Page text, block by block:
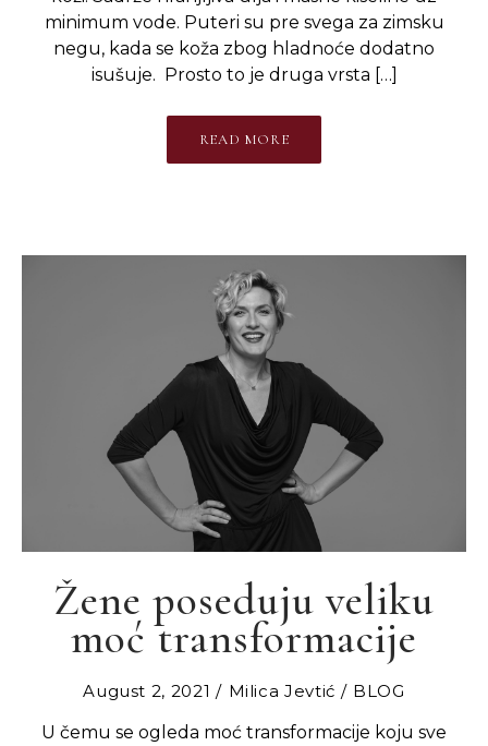
minimum vode. Puteri su pre svega za zimsku
negu, kada se koža zbog hladnoće dodatno
isušuje. Prosto to je druga vrsta […]
READ MORE
Žene poseduju veliku
moć transformacije
August 2, 2021 Milica Jevtić
BLOG
U čemu se ogleda moć transformacije koju sve